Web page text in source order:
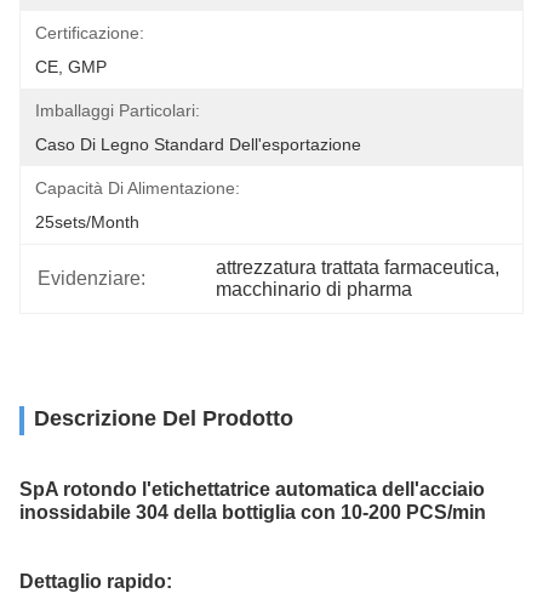
Certificazione:
CE, GMP
Imballaggi Particolari:
Caso Di Legno Standard Dell'esportazione
Capacità Di Alimentazione:
25sets/month
Evidenziare:
attrezzatura trattata farmaceutica
macchinario di pharma
Descrizione Del Prodotto
SpA rotondo l'etichettatrice automatica dell'acciaio
inossidabile 304 della bottiglia con 10-200 PCS/min
Dettaglio rapido: